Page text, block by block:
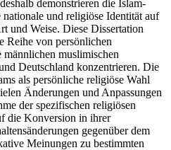
demonstrieren die Islam-
und religiöse Identität auf
und Weise. Diese Dissertation
Reihe von persönlichen
muslimischen
Deutschland konzentrieren. Die
als persönliche religiöse Wahl
Änderungen und Anpassungen
der spezifischen religiösen
die Konversion in ihrer
gegenüber dem
Meinungen zu bestimmten